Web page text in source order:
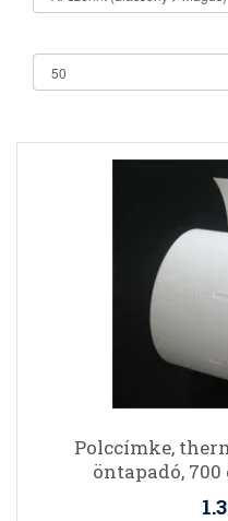
Polccímke,
öntapadó,